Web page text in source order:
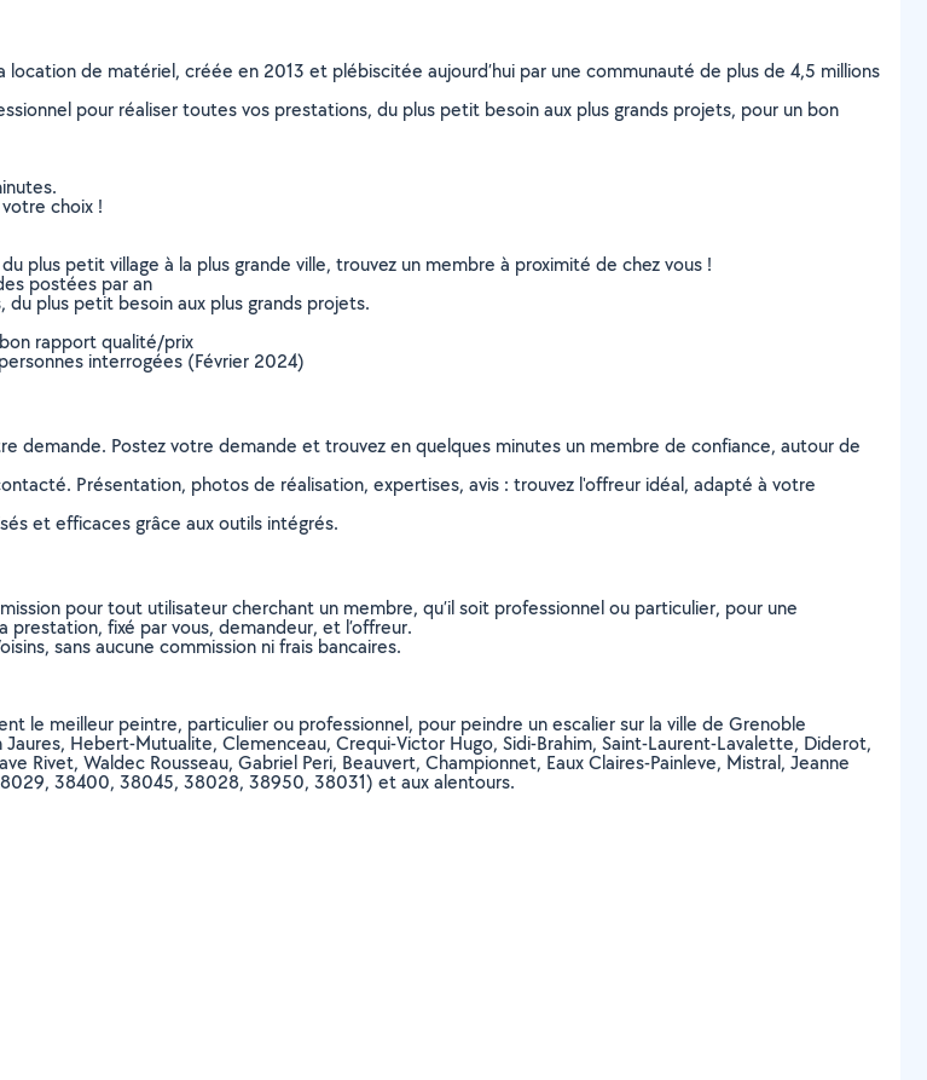
de matériel, créée en 2013 et plébiscitée aujourd’hui par une communauté de plus de 4,5 millions
pour réaliser toutes vos prestations, du plus petit besoin aux plus grands projets, pour un bon
choix !
plus petit village à la plus grande ville, trouvez un membre à proximité de chez vous !
postées par an
plus petit besoin aux plus grands projets.
rapport qualité/prix
interrogées (Février 2024)
demande. Postez votre demande et trouvez en quelques minutes un membre de confiance, autour de
Présentation, photos de réalisation, expertises, avis : trouvez l'offreur idéal, adapté à votre
et efficaces grâce aux outils intégrés.
pour tout utilisateur cherchant un membre, qu’il soit professionnel ou particulier, pour une
fixé par vous, demandeur, et l’offreur.
sans aucune commission ni frais bancaires.
le meilleur peintre, particulier ou professionnel, pour peindre un escalier sur la ville de Grenoble
Hebert-Mutualite, Clemenceau, Crequi-Victor Hugo, Sidi-Brahim, Saint-Laurent-Lavalette, Diderot,
Rivet, Waldec Rousseau, Gabriel Peri, Beauvert, Championnet, Eaux Claires-Painleve, Mistral, Jeanne
38400, 38045, 38028, 38950, 38031) et aux alentours.